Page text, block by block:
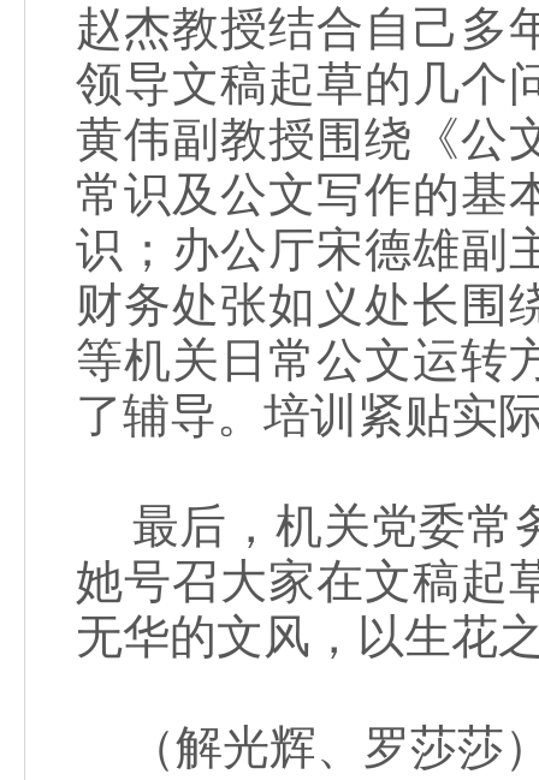
赵杰教授结合自己多
领导文稿起草的几个
黄伟副教授围绕《公
常识及公文写作的基
识；办公厅宋德雄副
财务处张如义处长围
等机关日常公文运转
了辅导。培训紧贴实
最后，机关党委常
她号召大家在文稿起
无华的文风，以生花
（解光辉、罗莎莎